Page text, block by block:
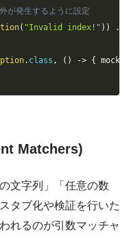
発生するように設定
( "Invalid index!" ) ) .
. class , ( ) -> {
Matchers)
文字列」「任意の数
タブ化や検証を行いた
れるのが引数マッチャ